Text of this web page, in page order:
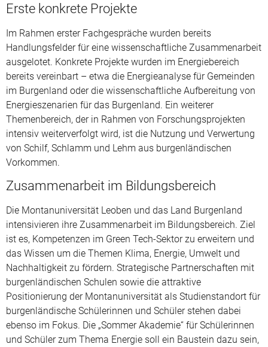
Erste konkrete Projekte
Im Rahmen erster Fachgespräche wurden bereits
Handlungsfelder für eine wissenschaftliche Zusammenarbeit
ausgelotet. Konkrete Projekte wurden im Energiebereich
bereits vereinbart – etwa die Energieanalyse für Gemeinden
im Burgenland oder die wissenschaftliche Aufbereitung von
Energieszenarien für das Burgenland. Ein weiterer
Themenbereich, der in Rahmen von Forschungsprojekten
intensiv weiterverfolgt wird, ist die Nutzung und Verwertung
von Schilf, Schlamm und Lehm aus burgenländischen
Vorkommen.
Zusammenarbeit im Bildungsbereich
Die Montanuniversität Leoben und das Land Burgenland
intensivieren ihre Zusammenarbeit im Bildungsbereich. Ziel
ist es, Kompetenzen im Green Tech-Sektor zu erweitern und
das Wissen um die Themen Klima, Energie, Umwelt und
Nachhaltigkeit zu fördern. Strategische Partnerschaften mit
burgenländischen Schulen sowie die attraktive
Positionierung der Montanuniversität als Studienstandort für
burgenländische Schülerinnen und Schüler stehen dabei
ebenso im Fokus. Die „Sommer Akademie“ für Schülerinnen
und Schüler zum Thema Energie soll ein Baustein dazu sein,